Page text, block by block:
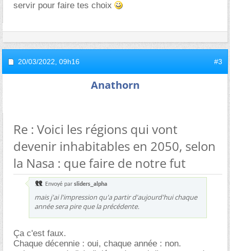
servir pour faire tes choix
20/03/2022, 09h16 #3
Anathorn
Re : Voici les régions qui vont
devenir inhabitables en 2050, selon
la Nasa : que faire de notre fut
Envoyé par sliders_alpha
mais j'ai l'impression qu'a partir d'aujourd'hui chaque
année sera pire que la précédente.
Ça c'est faux.
Chaque décennie : oui, chaque année : non.